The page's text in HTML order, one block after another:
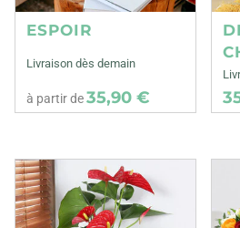
ESPOIR
Livraison dès demain
à partir de35,90 €